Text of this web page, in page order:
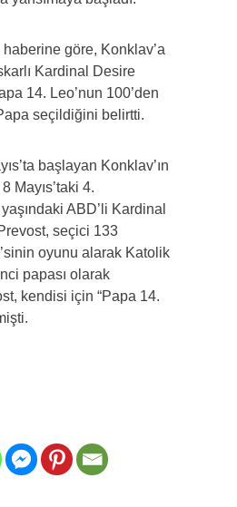
haberine göre, Konklav’a
Kardinal Desire
14. Leo’nun 100’den
seçildiğini belirtti.
başlayan Konklav’ın
Mayıs’taki 4.
ABD’li Kardinal
seçici 133
oyunu alarak Katolik
papası olarak
kendisi için “Papa 14.